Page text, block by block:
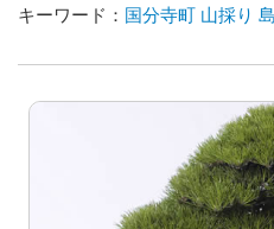
キーワード： 国分寺町 山採り